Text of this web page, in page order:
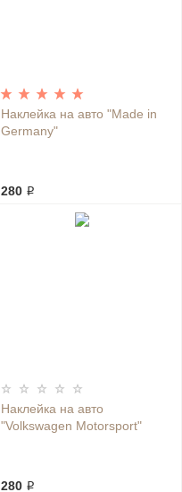
Наклейка на авто "Made in
Germany"
280 ₽
Наклейка на авто
"Volkswagen Motorsport"
280 ₽